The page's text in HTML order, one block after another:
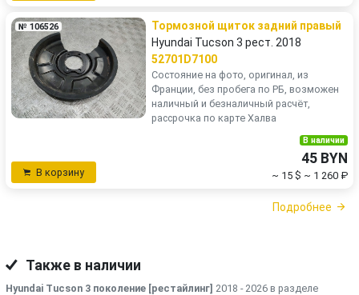
№ 106526
Тормозной щиток задний правый
Hyundai Tucson 3 рест. 2018
52701D7100
Состояние на фото, оригинал, из
Франции, без пробега по РБ, возможен
наличный и безналичный расчёт,
рассрочка по карте Халва
В корзину
В наличии
45 BYN
~ 15 $ ~ 1 260 ₽
Подробнее
Также в наличии
Hyundai Tucson 3 поколение [рестайлинг] 2018 - 2026 в разделе